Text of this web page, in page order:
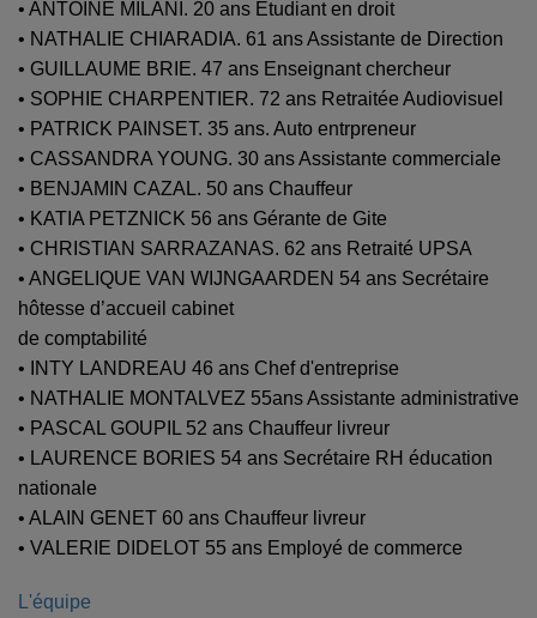
• ANTOINE MILANI. 20 ans Etudiant en droit
• NATHALIE CHIARADIA. 61 ans Assistante de Direction
• GUILLAUME BRIE. 47 ans Enseignant chercheur
• SOPHIE CHARPENTIER. 72 ans Retraitée Audiovisuel
• PATRICK PAINSET. 35 ans. Auto entrpreneur
• CASSANDRA YOUNG. 30 ans Assistante commerciale
• BENJAMIN CAZAL. 50 ans Chauffeur
• KATIA PETZNICK 56 ans Gérante de Gite
• CHRISTIAN SARRAZANAS. 62 ans Retraité UPSA
• ANGELIQUE VAN WIJNGAARDEN 54 ans Secrétaire
hôtesse d’accueil cabinet
de comptabilité
• INTY LANDREAU 46 ans Chef d'entreprise
• NATHALIE MONTALVEZ 55ans Assistante administrative
• PASCAL GOUPIL 52 ans Chauffeur livreur
• LAURENCE BORIES 54 ans Secrétaire RH éducation
nationale
• ALAIN GENET 60 ans Chauffeur livreur
• VALERIE DIDELOT 55 ans Employé de commerce
L'équipe